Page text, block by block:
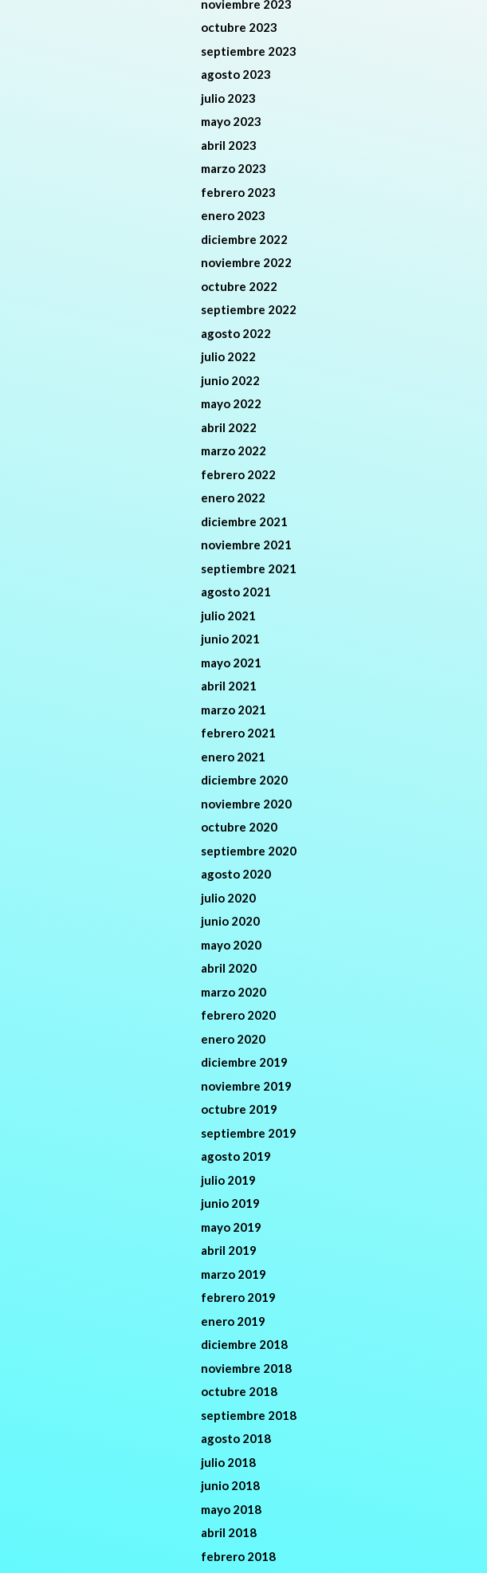
noviembre 2023
octubre 2023
septiembre 2023
agosto 2023
julio 2023
mayo 2023
abril 2023
marzo 2023
febrero 2023
enero 2023
diciembre 2022
noviembre 2022
octubre 2022
septiembre 2022
agosto 2022
julio 2022
junio 2022
mayo 2022
abril 2022
marzo 2022
febrero 2022
enero 2022
diciembre 2021
noviembre 2021
septiembre 2021
agosto 2021
julio 2021
junio 2021
mayo 2021
abril 2021
marzo 2021
febrero 2021
enero 2021
diciembre 2020
noviembre 2020
octubre 2020
septiembre 2020
agosto 2020
julio 2020
junio 2020
mayo 2020
abril 2020
marzo 2020
febrero 2020
enero 2020
diciembre 2019
noviembre 2019
octubre 2019
septiembre 2019
agosto 2019
julio 2019
junio 2019
mayo 2019
abril 2019
marzo 2019
febrero 2019
enero 2019
diciembre 2018
noviembre 2018
octubre 2018
septiembre 2018
agosto 2018
julio 2018
junio 2018
mayo 2018
abril 2018
febrero 2018